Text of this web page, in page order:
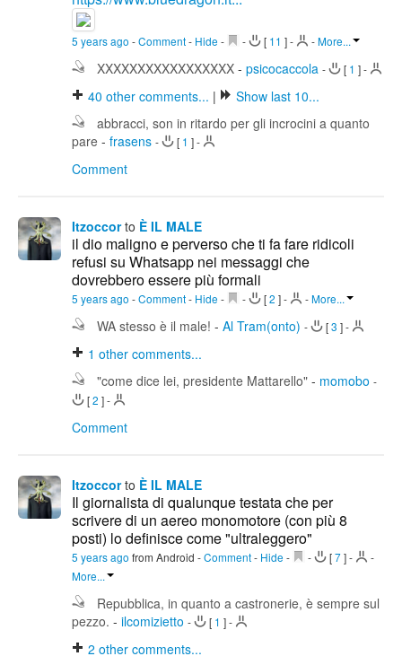
5 years ago -Comment- Hide - - [ 11 ]- -More...
XXXXXXXXXXXXXXXXX - psicocaccola - [ 1 ]-
40 other comments... |
Show last 10...
abbracci, son in ritardo per gli incrocini a quanto
pare - frasens - [ 1 ]-
Comment
Itzoccor to È IL MALE
il dio maligno e perverso che ti fa fare ridicoli
refusi su Whatsapp nei messaggi che
dovrebbero essere più formali
5 years ago -Comment- Hide - - [2 ]- -More...
WA stesso è il male! - Al Tram(onto) - [3 ]-
1 other comments...
"come dice lei, presidente Mattarello" - momobo -
[2 ]-
Comment
Itzoccor to È IL MALE
Il giornalista di qualunque testata che per
scrivere di un aereo monomotore (con più 8
posti) lo definisce come "ultraleggero"
5 years ago from Android -Comment- Hide - - [7]-
-
More...
Repubblica, in quanto a castronerie, è sempre sul
pezzo. - ilcomizietto - [ 1 ]-
2 other comments...